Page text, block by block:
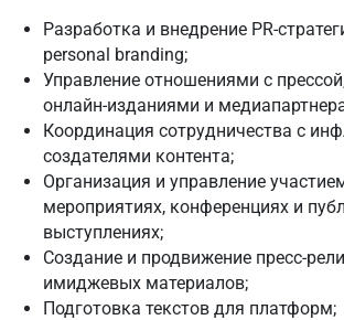
Разработка и внедрение PR-
personal branding;
Управление отношениями с
онлайн-изданиями и
Координация сотрудничества с
создателями контента;
Организация и управление
мероприятиях, конференциях и
выступлениях;
Создание и продвижение пресс-
имиджевых материалов;
Подготовка текстов для платформ;